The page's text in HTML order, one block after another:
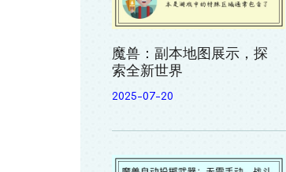
魔兽：副本地图展示，探
索全新世界
2025-07-20